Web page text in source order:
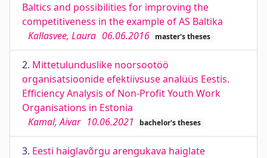
Baltics and possibilities for improving the
competitiveness in the example of AS Baltika
Kallasvee, Laura 06.06.2016 master's theses
2. Mittetulunduslike noorsootöö
organisatsioonide efektiivsuse analüüs Eestis.
Efficiency Analysis of Non-Profit Youth Work
Organisations in Estonia
Kamal, Aivar 10.06.2021 bachelor's theses
3. Eesti haiglavõrgu arengukava haiglate